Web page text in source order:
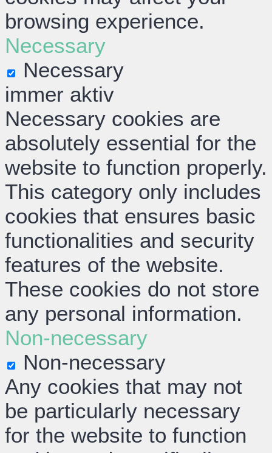
browsing experience.
Necessary
Necessary
immer aktiv
Necessary cookies are
absolutely essential for the
website to function properly.
This category only includes
cookies that ensures basic
functionalities and security
features of the website.
These cookies do not store
any personal information.
Non-necessary
Non-necessary
Any cookies that may not
be particularly necessary
for the website to function